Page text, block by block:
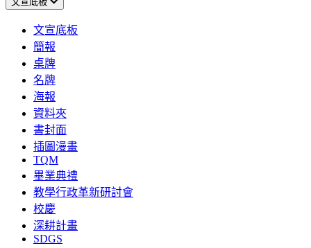
文宣底板
簡報
桌牌
名牌
海報
資料夾
書封面
插圖漫畫
TQM
畢業典禮
教學行政革新研討會
校慶
深耕計畫
SDGS